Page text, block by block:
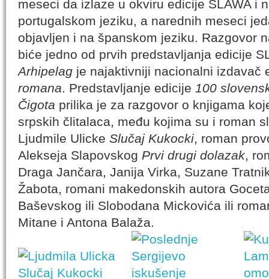
meseci da izlaze u okviru edicije SLAWA i
portugalskom jeziku, a narednih meseci
objavljen i na španskom jeziku. Razgovor
biće jedno od prvih predstavljanja edicije
Arhipelag je najaktivniji nacionalni izdavač
romana. Predstavljanje edicije 100
Čigota prilika je za razgovor o knjigama
srpskih člitalaca, među kojima su i roman
Ljudmile Ulicke Slučaj Kukocki, roman
Alekseja Slapovskog Prvi drugi dolazak,
Draga Jančara, Janija Virka, Suzane
Žabota, romani makedonskih autora
Baševskog ili Slobodana Mickovića ili
Mitane i Antona Balaža.